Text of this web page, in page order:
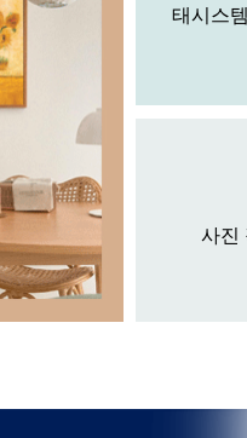
태시스
사진